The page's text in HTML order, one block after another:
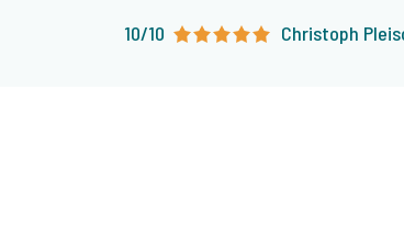
versprechen. Wenn Ihr also auf der Suche nach einem perfekten
The Carp Specialist die beste Adresse!
10/10 Christoph